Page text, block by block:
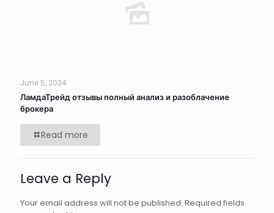
June 5, 2024
ЛамдаТрейд отзывы полный анализ и разоблачение
брокера
Read more
Leave a Reply
Your email address will not be published. Required fields